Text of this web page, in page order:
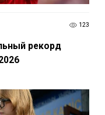
123
рекорд